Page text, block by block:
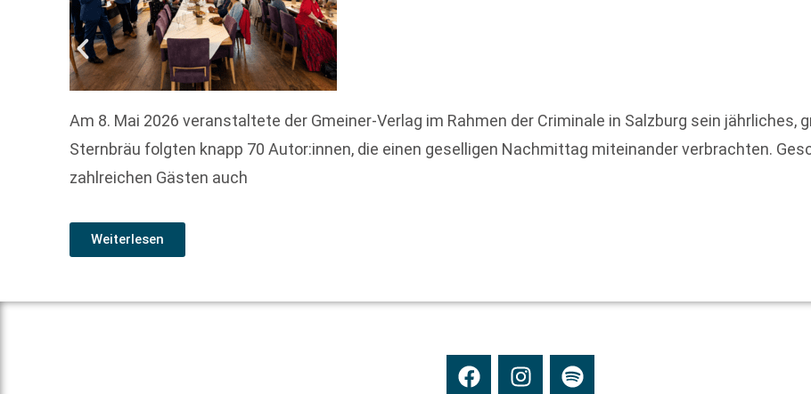
Am 8. Mai 2026 veranstaltete der Gmeiner-Verlag im Rahmen der Criminale in Salzburg sein jährliches,
Sternbräu folgten knapp 70 Autor:innen, die einen geselligen Nachmittag miteinander verbrachten.
zahlreichen Gästen auch
Weiterlesen